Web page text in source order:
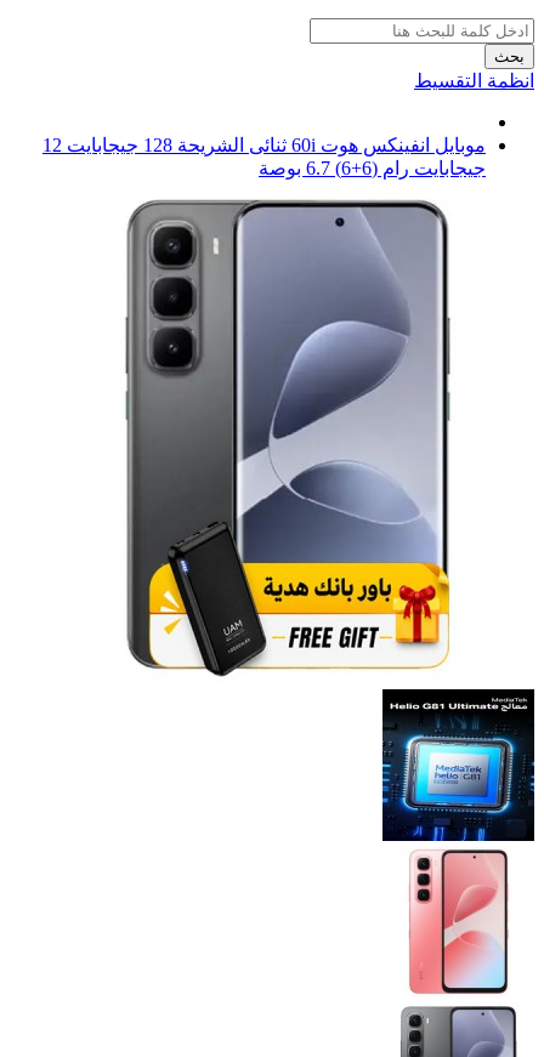
بحث
انظمة التقسيط
موبايل انفينكس هوت 60i ثنائى الشريحة 128 جيجابايت 12
جيجابايت رام (6+6) 6.7 بوصة